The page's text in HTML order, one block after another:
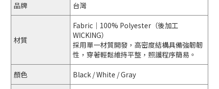
品牌 台灣
材質
Fabric｜100% Polyester（後加工
WICKING）
採用單一材質開發，高密度結構具備強韌韌
性，穿著輕鬆維持平整，照護程序簡易。
顏色 Black / White / Gray